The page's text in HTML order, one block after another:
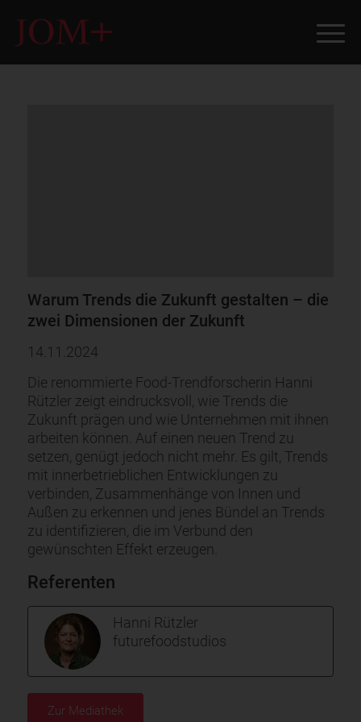
Warum Trends die Zukunft gestalten – die
zwei Dimensionen der Zukunft
14.11.2024
Die renommierte Food-Trendforscherin Hanni
Rützler zeigt eindrucksvoll, wie Trends die
Zukunft prägen und wie Unternehmen mit ihnen
arbeiten können. Auf einen neuen Trend zu
setzen, genügt jedoch nicht mehr. Es gilt, Trends
mit innerbetrieblichen Entwicklungen zu
verbinden, Zusammenhänge von Innen und
Außen zu erkennen und jenes Bündel an Trends
zu identifizieren, die im Verbund den
gewünschten Effekt erzeugen.
Referenten
Hanni Rützler
futurefoodstudios
Zur Mediathek